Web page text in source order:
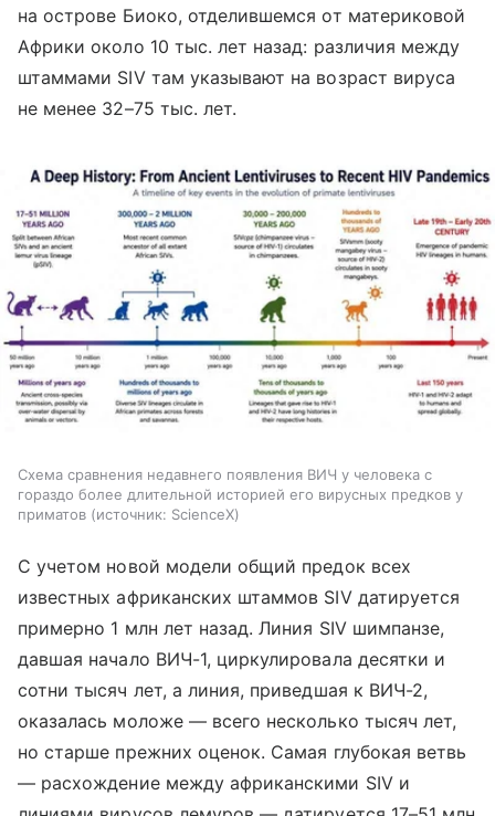
на острове Биоко, отделившемся от материковой
Африки около 10 тыс. лет назад: различия между
штаммами SIV там указывают на возраст вируса
не менее 32–75 тыс. лет.
Схема сравнения недавнего появления ВИЧ у человека с
гораздо более длительной историей его вирусных предков у
приматов
источник: ScienceX
С учетом новой модели общий предок всех
известных африканских штаммов SIV датируется
примерно 1 млн лет назад. Линия SIV шимпанзе,
давшая начало ВИЧ-1, циркулировала десятки и
сотни тысяч лет, а линия, приведшая к ВИЧ-2,
оказалась моложе — всего несколько тысяч лет,
но старше прежних оценок. Самая глубокая ветвь
— расхождение между африканскими SIV и